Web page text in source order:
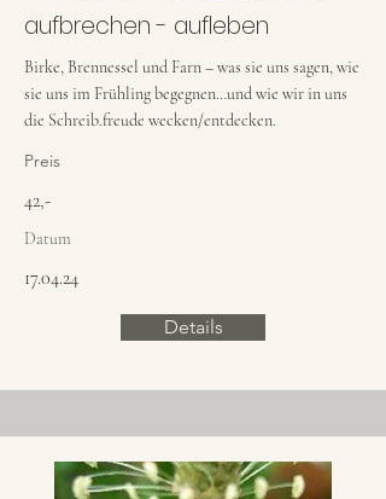
aufbrechen - aufleben
Birke, Brennessel und Farn – was sie uns sagen, wie
sie uns im Frühling begegnen…und wie wir in uns
die Schreib.freude wecken/entdecken.
Preis
42,-
Datum
17.04.24
Details